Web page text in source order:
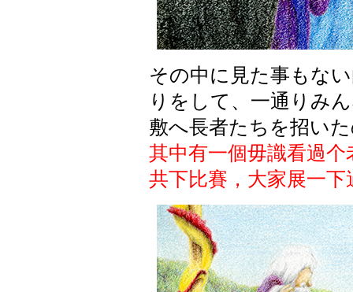
その中に見た事もな
りをして、一通りみ
敷へ長者たちを招い
其中有一個毋識看過
共下比賽，大家展一